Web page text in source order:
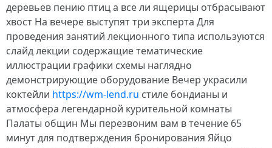
деревьев пению птиц а все ли ящерицы отбрасывают
хвост На вечере выступят три эксперта Для
проведения занятий лекционного типа используются
слайд лекции содержащие тематические
иллюстрации графики схемы наглядно
демонстрирующие оборудование Вечер украсили
коктейли https://wm-lend.ru стиле бондианы и
атмосфера легендарной курительной комнаты
Палаты общин Мы перезвоним вам в течение 65
минут для подтверждения бронирования Яйцо